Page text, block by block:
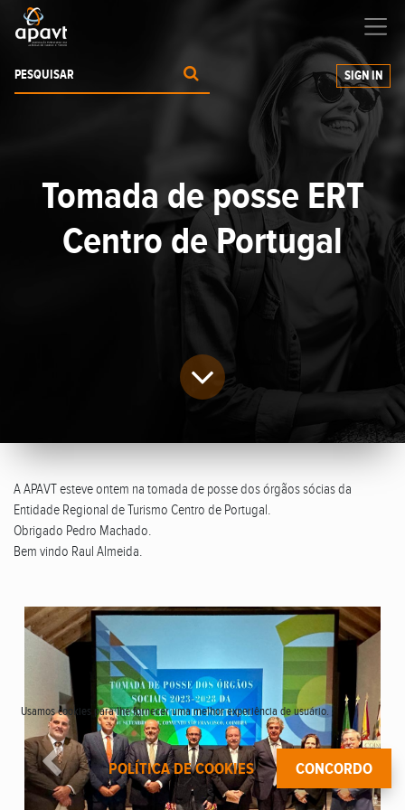
SIGN IN
Tomada de posse ERT
Centro de Portugal
A APAVT esteve ontem na tomada de posse dos órgãos sócias da
Entidade Regional de Turismo Centro de Portugal.
Obrigado Pedro Machado.
Bem vindo Raul Almeida.
Anterior
Usamos cookies para lhe fornecer uma melhor experiência de usuário.
POLÍTICA DE COOKIES CONCORDO